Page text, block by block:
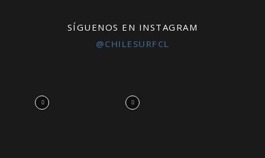
SÍGUENOS EN INSTAGRAM
@CHILESURFCL